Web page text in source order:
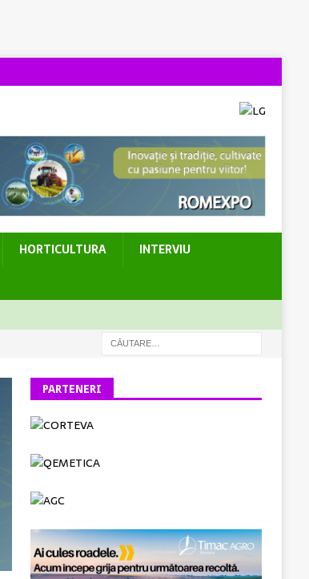
HORTICULTURA
INTERVIU
PARTENERI